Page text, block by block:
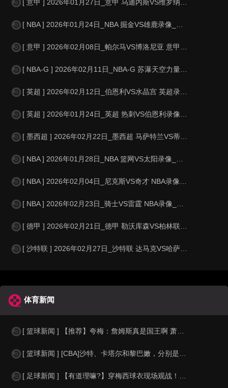
[ 意甲 ] 2026年01月27日_意甲 乌迪内斯VS维罗纳录像_高清录
[ NBA ] 2026年01月24日_NBA 掘金VS雄鹿录像_高清录像【
[ 意甲 ] 2026年02月08日_帕尔马VS博洛尼亚 意甲录像_全场录
[ NBA-G ] 2026年02月11日_NBA-G 苏瀑天空力量VS俄克拉荷
[ 英超 ] 2026年02月12日_伯恩利VS水晶宫 英超录像_全场录像
[ 英超 ] 2026年01月24日_英超 热刺VS伯恩利录像_全场录像【
[ 墨西超 ] 2026年02月22日_墨西超 马萨特兰VS蒂华纳录像_高清
[ NBA ] 2026年01月28日_NBA 篮网VS太阳录像_全场录像【
[ NBA ] 2026年02月04日_尼克斯VS奇才 NBA录像_全场录像
[ NBA ] 2026年02月23日_骑士VS雷霆 NBA录像_全场录像【
[ 德甲 ] 2026年02月21日_德甲 勒沃库森VS柏林联合录像_高清
[ 沙特联 ] 2026年02月27日_沙特联 达马克VS哈萨征服录像_高清
体育新闻
[ 篮球新闻 ] 【推荐】夸梅：詹姆斯真是国王啊 萧华都得听他的 新赛季日程安
[ 篮球新闻 ] [CBA]沙特、卡塔尔和黎巴嫩，分别是什么水平？
[ 足球新闻 ] 【有道理嘛?】穿梅西球衣现场观战！马思纯晒照：终究是人生，不